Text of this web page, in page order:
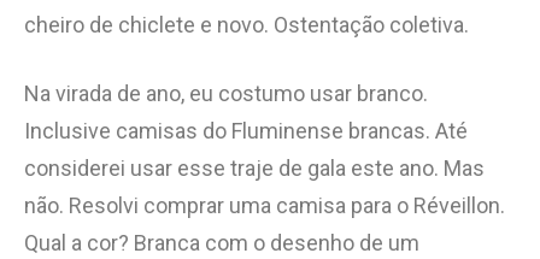
cheiro de chiclete e novo. Ostentação coletiva.
Na virada de ano, eu costumo usar branco.
Inclusive camisas do Fluminense brancas. Até
considerei usar esse traje de gala este ano. Mas
não. Resolvi comprar uma camisa para o Réveillon.
Qual a cor? Branca com o desenho de um